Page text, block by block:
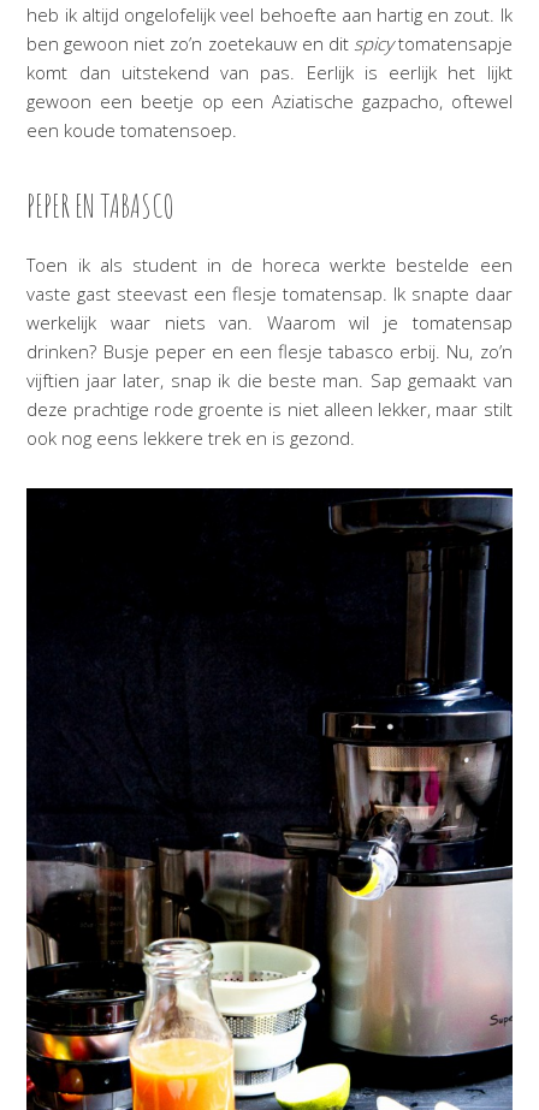
heb ik altijd ongelofelijk veel behoefte aan hartig en zout. Ik
ben gewoon niet zo’n zoetekauw en dit spicytomatensapje
komt dan uitstekend van pas. Eerlijk is eerlijk het lijkt
gewoon een beetje op een Aziatische gazpacho, oftewel
een koude tomatensoep.
PEPER EN TABASCO
Toen ik als student in de horeca werkte bestelde een
vaste gast steevast een flesje tomatensap. Ik snapte daar
werkelijk waar niets van. Waarom wil je tomatensap
drinken? Busje peper en een flesje tabasco erbij. Nu, zo’n
vijftien jaar later, snap ik die beste man. Sap gemaakt van
deze prachtige rode groente is niet alleen lekker, maar stilt
ook nog eens lekkere trek en is gezond.